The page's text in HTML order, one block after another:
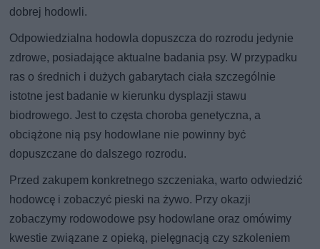
dobrej hodowli.
Odpowiedzialna hodowla dopuszcza do rozrodu jedynie
zdrowe, posiadające aktualne badania psy. W przypadku
ras o średnich i dużych gabarytach ciała szczególnie
istotne jest badanie w kierunku dysplazji stawu
biodrowego. Jest to częsta choroba genetyczna, a
obciążone nią psy hodowlane nie powinny być
dopuszczane do dalszego rozrodu.
Przed zakupem konkretnego szczeniaka, warto odwiedzić
hodowcę i zobaczyć pieski na żywo. Przy okazji
zobaczymy rodowodowe psy hodowlane oraz omówimy
kwestie związane z opieką, pielęgnacją czy szkoleniem